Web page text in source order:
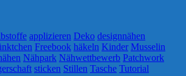
applizieren Deko designnähen
Freebook häkeln Kinder Musselin
Nähpark Nähwettbewerb Patchwork
sticken Stillen Tasche Tutorial